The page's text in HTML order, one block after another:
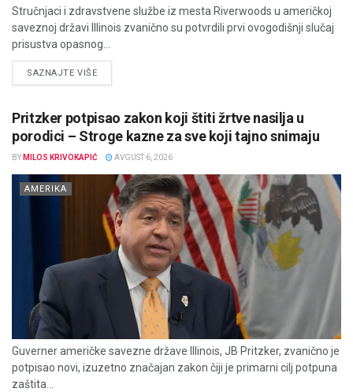
Stručnjaci i zdravstvene službe iz mesta Riverwoods u američkoj
saveznoj državi Illinois zvanično su potvrdili prvi ovogodišnji slučaj
prisustva opasnog...
SAZNAJTE VIŠEDETAILS
Pritzker potpisao zakon koji štiti žrtve nasilja u
porodici – Stroge kazne za sve koji tajno snimaju
BY MILOS KRIVOKAPIĆ AVGUST 6, 2026
AMERIKA
Guverner američke savezne države Illinois, JB Pritzker, zvanično je
potpisao novi, izuzetno značajan zakon čiji je primarni cilj potpuna
zaštita...